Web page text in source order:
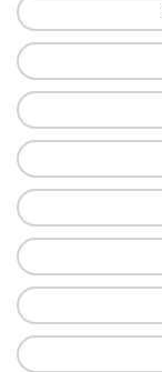
色から選ぶ
価格帯から選ぶ
SALE
コンテンツ
INFORMATION
ACCOUNT MENU
ようこそ 会員名 様